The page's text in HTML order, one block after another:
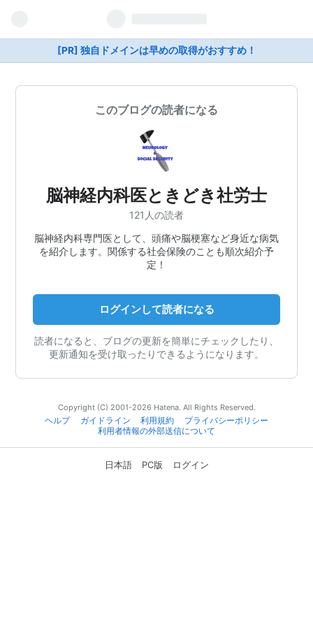
[PR] 独自ドメインは早めの取得がおすすめ！
このブログの読者になる
脳神経内科医ときどき社労士
121人の読者
脳神経内科専門医として、頭痛や脳梗塞など身近な病気
を紹介します。関係する社会保険のことも順次紹介予
定！
ログインして読者になる
読者になると、ブログの更新を簡単にチェックしたり、
更新通知を受け取ったりできるようになります。
Copyright (C) 2001-2026 Hatena. All Rights Reserved.
ヘルプ
ガイドライン 利用規約
プライバシーポリシー
利用者情報の外部送信について
日本語 PC版 ログイン